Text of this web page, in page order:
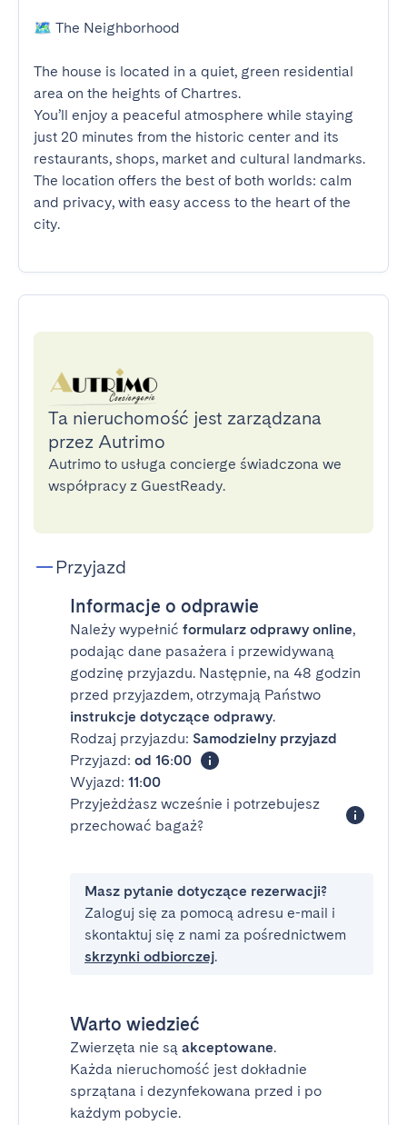
🗺️ The Neighborhood
The house is located in a quiet, green residential
area on the heights of Chartres.
You’ll enjoy a peaceful atmosphere while staying
just 20 minutes from the historic center and its
restaurants, shops, market and cultural landmarks.
The location offers the best of both worlds: calm
and privacy, with easy access to the heart of the
city.
Ta nieruchomość jest zarządzana
przez Autrimo
Autrimo to usługa concierge świadczona we
współpracy z GuestReady.
Przyjazd
Informacje o odprawie
Należy wypełnić formularz odprawy online,
podając dane pasażera i przewidywaną
godzinę przyjazdu. Następnie, na 48 godzin
przed przyjazdem, otrzymają Państwo
instrukcje dotyczące odprawy.
Rodzaj przyjazdu: Samodzielny przyjazd
Przyjazd: od 16:00
Wyjazd: 11:00
Przyjeżdżasz wcześnie i potrzebujesz
przechować bagaż?
Masz pytanie dotyczące rezerwacji?
Zaloguj się za pomocą adresu e-mail i
skontaktuj się z nami za pośrednictwem
skrzynki odbiorczej.
Warto wiedzieć
Zwierzęta nie są akceptowane.
Każda nieruchomość jest dokładnie
sprzątana i dezynfekowana przed i po
każdym pobycie.